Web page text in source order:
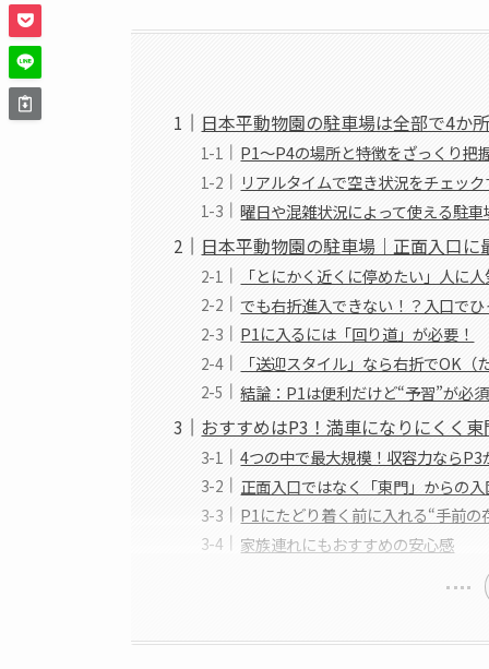
日本平動物園の駐車場は全部で4か
P1〜P4の場所と特徴をざっくり把
リアルタイムで空き状況をチェッ
曜日や混雑状況によって使える駐
日本平動物園の駐車場｜正面入口
「とにかく近くに停めたい」人に
でも右折進入できない！？入口で
P1に入るには「回り道」が必要！
「送迎スタイル」なら右折でOK（
結論：P1は便利だけど“予習”が必
おすすめはP3！満車になりにくく
4つの中で最大規模！収容力ならP3
正面入口ではなく「東門」からの
P1にたどり着く前に入れる“手前の
家族連れにもおすすめの安心感